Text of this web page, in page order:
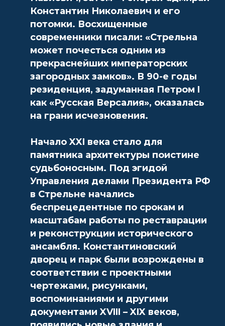
Константин Николаевич и его
потомки. Восхищенные
современники писали: «Стрельна
может почесться одним из
прекраснейших императорских
загородных замков». В 90-е годы
резиденция, задуманная Петром I
как «Русская Версалия», оказалась
на грани исчезновения.
Начало XXI века стало для
памятника архитектуры поистине
судьбоносным. Под эгидой
Управления делами Президента РФ
в Стрельне начались
беспрецедентные по срокам и
масштабам работы по реставрации
и реконструкции исторического
ансамбля. Константиновский
дворец и парк были возрождены в
соответствии с проектными
чертежами, рисунками,
воспоминаниями и другими
документами XVIII – XIX веков,